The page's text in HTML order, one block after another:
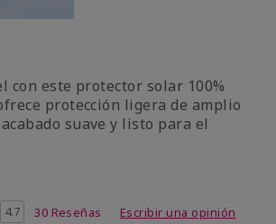
con este protector solar 100%
protección ligera de amplio
suave y listo para el
de 5 de 5
4.7 30 Reseñas Escribir una opinión